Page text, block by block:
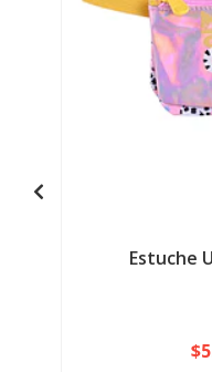
Estuche